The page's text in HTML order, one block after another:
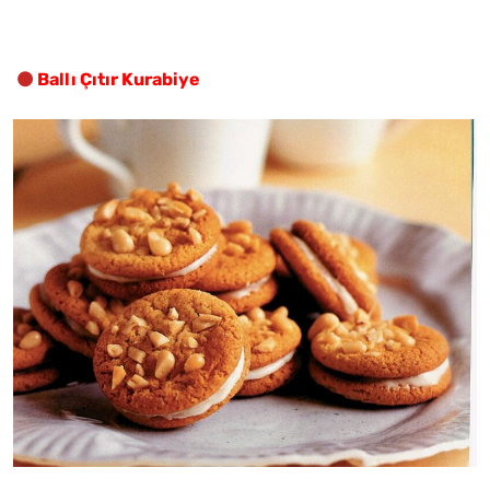
Ballı Çıtır Kurabiye